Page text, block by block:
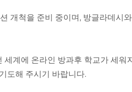
개척을 준비 중이며, 방글라데
계에 온라인 방과후 학교가 세
도해 주시기 바랍니다.